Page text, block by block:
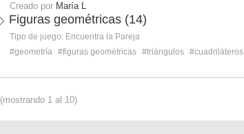
Creado por María L
Figuras geométricas (14)
Tipo de juego: Encuentra la Pareja
#geometría #figuras geométricas #triángulos #cuadriláteros
(mostrando 1 al 10)